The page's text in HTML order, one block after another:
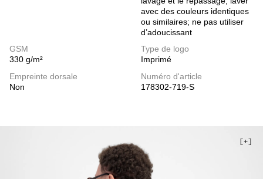
avec des couleurs identiques
ou similaires; ne pas utiliser
d’adoucissant
GSM
330 g/m²
Type de logo
Imprimé
Empreinte dorsale
Non
Numéro d'article
178302-719-S